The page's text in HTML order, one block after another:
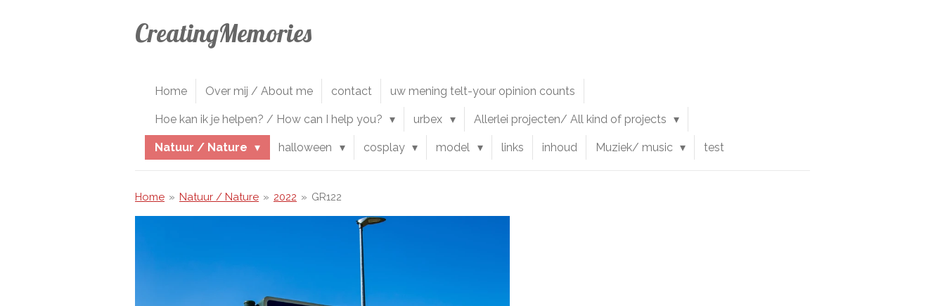
CreatingMemories
Home Over mij / About me contact uw mening telt-your opinion counts
Hoe kan ik je helpen? / How can I help you? urbex Allerlei projecten/ All kind of projects
Natuur / Nature halloween cosplay model links inhoud Muziek/ music test
Home » Natuur / Nature » 2022 » GR122